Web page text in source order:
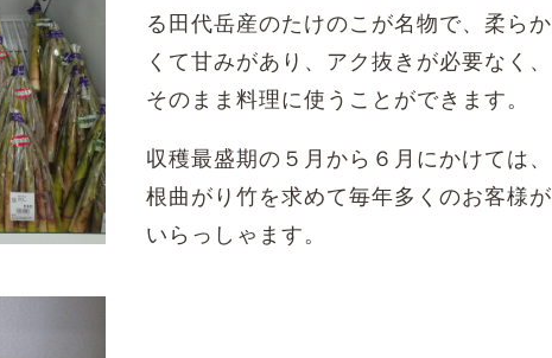
る田代岳産のたけのこが名物で、柔らか
くて甘みがあり、アク抜きが必要なく、
そのまま料理に使うことができます。
収穫最盛期の５月から６月にかけては、
根曲がり竹を求めて毎年多くのお客様が
いらっしゃます。